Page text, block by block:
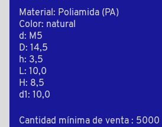
Material: Poliamida (PA)
Color: natural
d: M5
D: 14,5
h: 3,5
L: 10,0
H: 8,5
d1: 10,0
Cantidad mínima de venta : 5000